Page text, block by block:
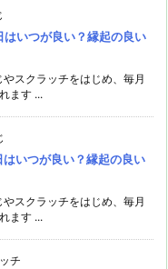
いつが良い？縁起の良い
スクラッチをはじめ、毎月
ます ...
いつが良い？縁起の良い
スクラッチをはじめ、毎月
ます ...
チ